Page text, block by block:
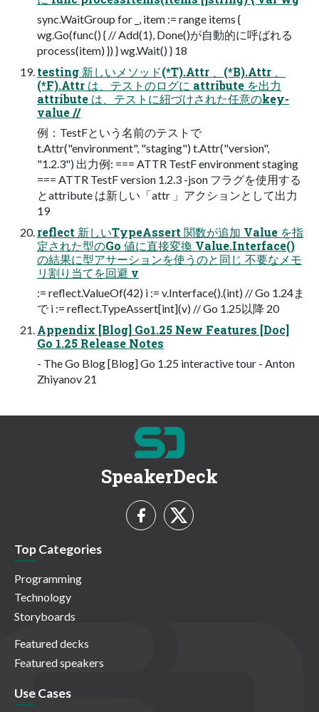
sync.WaitGroup for _, item := range items {
wg.Go(func() { // Add(1), Done()が自動的に呼ばれる
process(item) }) } wg.Wait() } 18
testing 新しいメソッド(*T).Attr 、(*B).Attr 、
(*F).Attr は、テストのログに attribute を出力
attribute は、テストに紐づけされた任意のkey-
value //
例：TestFという名前のテストで
t.Attr("environment", "staging") t.Attr("version",
"1.2.3") 出力例: === ATTR TestF environment staging
=== ATTR TestF version 1.2.3 -json フラグを使用する
とattribute は新しい「attr 」アクションとして出力
19
reflect 新しいTypeAssert 関数が追加 Value を指
定された型のGo 値に直接変換 Value.Interface()
の結果に型アサーションを使うのと同じ 不要なメモ
リ割り当てを回避 v
:= reflect.ValueOf(42) i := v.Interface().(int) // Go 1.24ま
で i := reflect.TypeAssert[int](v) // Go 1.25以降 20
Appendix [Blog] Go1.25 New Features [Doc]
Go 1.25 Release Notes
- The Go Blog [Blog] Go 1.25 interactive tour - Anton
Zhiyanov 21
SpeakerDeck
Top Categories
Programming
Technology
Storyboards
Featured decks
Featured speakers
Use Cases